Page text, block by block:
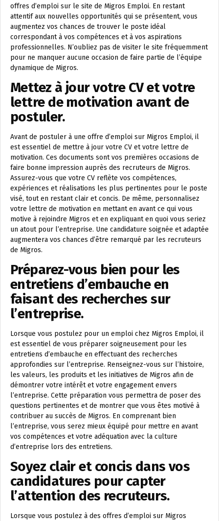
offres d’emploi sur le site de Migros Emploi. En restant
attentif aux nouvelles opportunités qui se présentent, vous
augmentez vos chances de trouver le poste idéal
correspondant à vos compétences et à vos aspirations
professionnelles. N’oubliez pas de visiter le site fréquemment
pour ne manquer aucune occasion de faire partie de l’équipe
dynamique de Migros.
Mettez à jour votre CV et votre
lettre de motivation avant de
postuler.
Avant de postuler à une offre d’emploi sur Migros Emploi, il
est essentiel de mettre à jour votre CV et votre lettre de
motivation. Ces documents sont vos premières occasions de
faire bonne impression auprès des recruteurs de Migros.
Assurez-vous que votre CV reflète vos compétences,
expériences et réalisations les plus pertinentes pour le poste
visé, tout en restant clair et concis. De même, personnalisez
votre lettre de motivation en mettant en avant ce qui vous
motive à rejoindre Migros et en expliquant en quoi vous seriez
un atout pour l’entreprise. Une candidature soignée et adaptée
augmentera vos chances d’être remarqué par les recruteurs
de Migros.
Préparez-vous bien pour les
entretiens d’embauche en
faisant des recherches sur
l’entreprise.
Lorsque vous postulez pour un emploi chez Migros Emploi, il
est essentiel de vous préparer soigneusement pour les
entretiens d’embauche en effectuant des recherches
approfondies sur l’entreprise. Renseignez-vous sur l’histoire,
les valeurs, les produits et les initiatives de Migros afin de
démontrer votre intérêt et votre engagement envers
l’entreprise. Cette préparation vous permettra de poser des
questions pertinentes et de montrer que vous êtes motivé à
contribuer au succès de Migros. En comprenant bien
l’entreprise, vous serez mieux équipé pour mettre en avant
vos compétences et votre adéquation avec la culture
d’entreprise lors des entretiens.
Soyez clair et concis dans vos
candidatures pour capter
l’attention des recruteurs.
Lorsque vous postulez à des offres d’emploi sur Migros